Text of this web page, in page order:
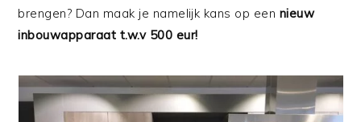
brengen? Dan maak je namelijk kans op een nieuw
inbouwapparaat t.w.v 500 eur!